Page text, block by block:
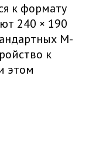
к формату
240 × 190
M-
к
этом